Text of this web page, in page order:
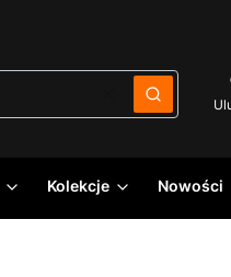
WyczyśćSzukaj
Kolekcje Nowości